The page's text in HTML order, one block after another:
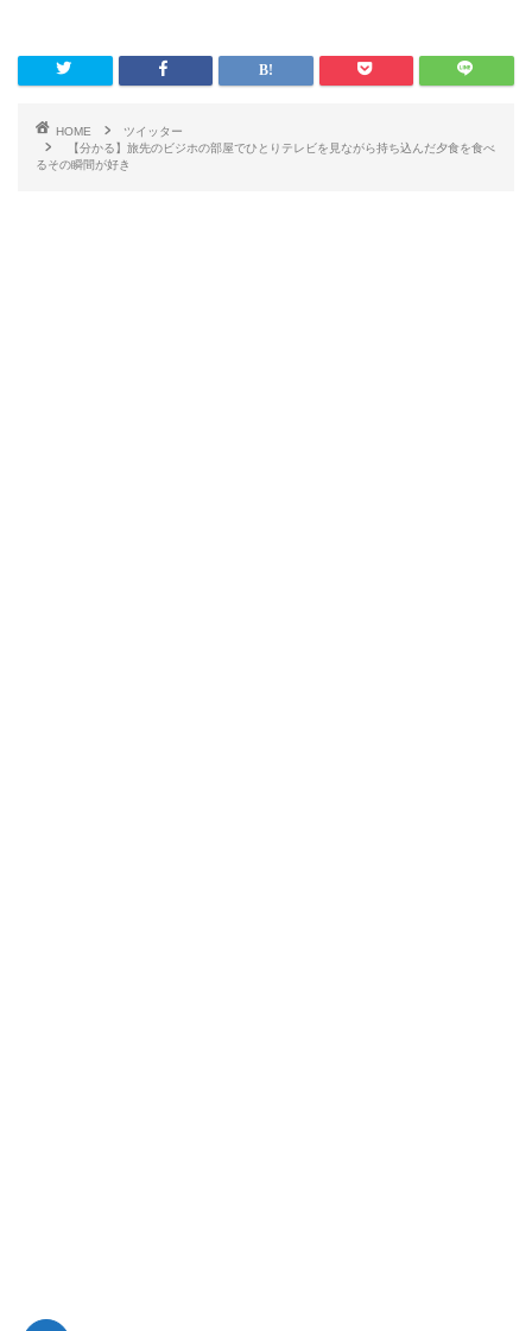
HOME
ツイッター
【分かる】旅先のビジホの部屋でひとりテレビを見ながら持ち込んだ夕食を食べ
るその瞬間が好き